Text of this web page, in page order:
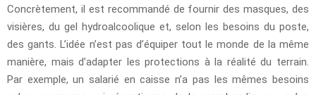
Concrètement, il est recommandé de fournir des masques, des
visières, du gel hydroalcoolique et, selon les besoins du poste,
des gants. L’idée n’est pas d’équiper tout le monde de la même
manière, mais d’adapter les protections à la réalité du terrain.
Par exemple, un salarié en caisse n’a pas les mêmes besoins